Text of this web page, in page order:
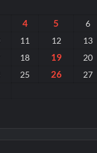
4 5 6
11 12 13
18 19 20
25 26 27